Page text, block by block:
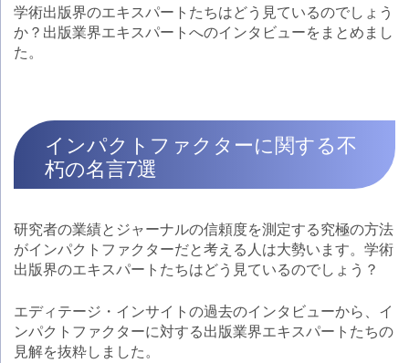
学術出版界のエキスパートたちはどう見ているのでしょう
か？出版業界エキスパートへのインタビューをまとめまし
た。
インパクトファクターに関する不
朽の名言7選
研究者の業績とジャーナルの信頼度を測定する究極の方法
がインパクトファクターだと考える人は大勢います。学術
出版界のエキスパートたちはどう見ているのでしょう？
エディテージ・インサイトの過去のインタビューから、イ
ンパクトファクターに対する出版業界エキスパートたちの
見解を抜粋しました。